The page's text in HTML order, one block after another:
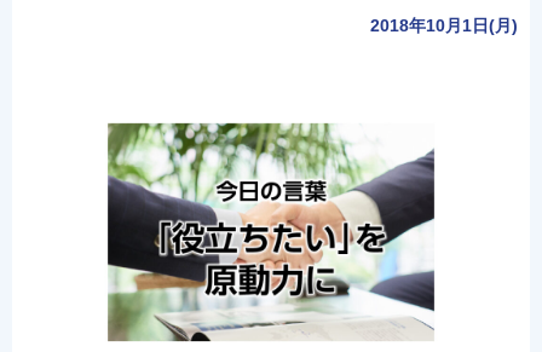
2018年10月1日(月)